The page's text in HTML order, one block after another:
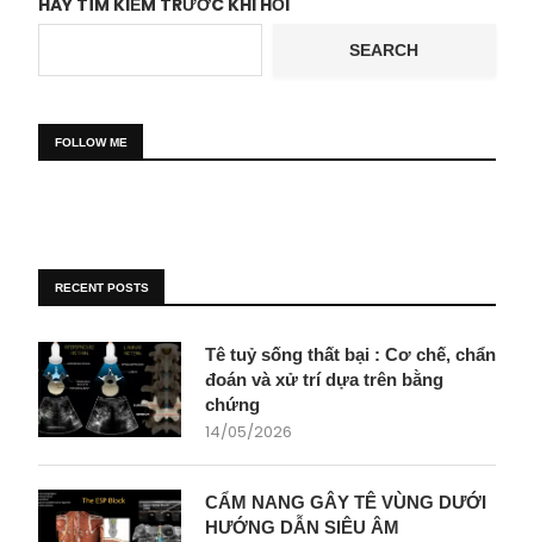
HÃY TÌM KIẾM TRƯỚC KHI HỎI
SEARCH
FOLLOW ME
RECENT POSTS
Tê tuỷ sống thất bại : Cơ chế, chẩn
đoán và xử trí dựa trên bằng
chứng
14/05/2026
CẨM NANG GÂY TÊ VÙNG DƯỚI
HƯỚNG DẪN SIÊU ÂM